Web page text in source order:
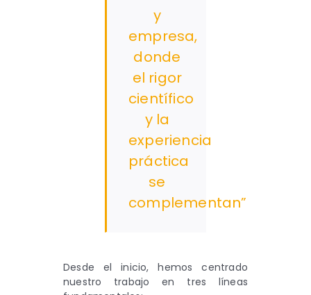
y
empresa,
donde
el rigor
científico
y la
experiencia
práctica
se
complementan”
Desde el inicio, hemos centrado
nuestro trabajo en tres líneas